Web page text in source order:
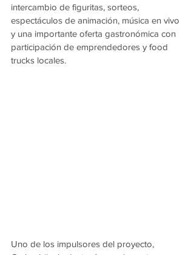
intercambio de figuritas, sorteos,
espectáculos de animación, música en vivo
y una importante oferta gastronómica con
participación de emprendedores y food
trucks locales.
Uno de los impulsores del proyecto,